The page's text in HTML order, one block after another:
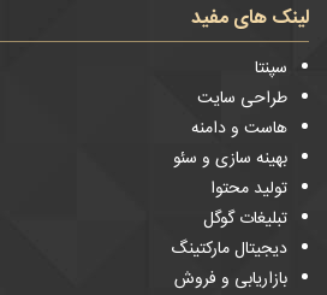
لینک های مفید
سپنتا
طراحی سایت
هاست و دامنه
بهینه سازی و سئو
تولید محتوا
تبلیغات گوگل
دیجیتال مارکتینگ
بازاریابی و فروش